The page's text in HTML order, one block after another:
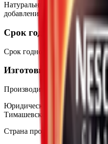
Натуральный растворимый
добавлением натурального
Срок годности
Срок годности 18 месяцев
Изготовитель
Производитель:
ООО «Нестле
Юридический адрес:
352700,
Тимашевский район, г.
Страна производства:
Россия